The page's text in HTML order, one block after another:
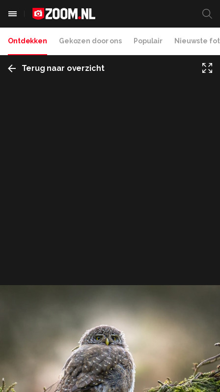
Ontdekken Gekozen door ons Populair Nieuwste
Terug naar overzicht